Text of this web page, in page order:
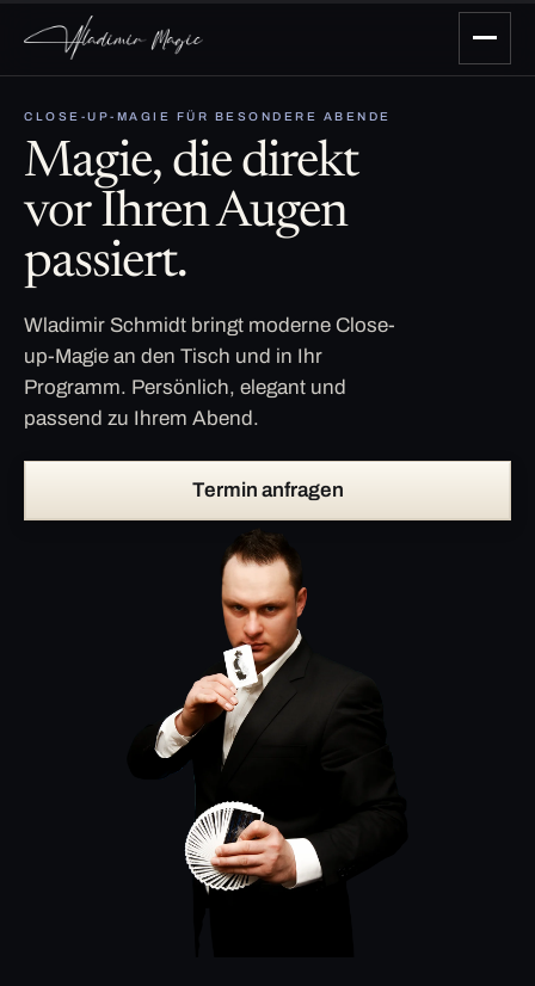
CLOSE-UP-MAGIE FÜR BESONDERE ABENDE
Magie, die direkt
vor Ihren Augen
passiert.
Wladimir Schmidt bringt moderne Close-
up-Magie an den Tisch und in Ihr
Programm. Persönlich, elegant und
passend zu Ihrem Abend.
Termin anfragen